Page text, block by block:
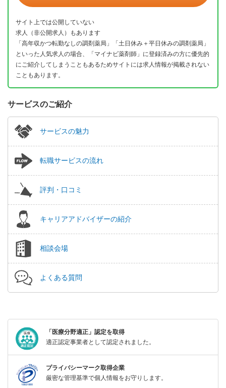
サイト上では公開していない
求人（非公開求人）もあります
「高年収かつ転勤なしの調剤薬局」「土日休み＋平日休みの調剤薬局」
といった人気求人の場合、「マイナビ薬剤師」に登録済みの方に優先的
にご紹介してしまうこともあるためサイトには求人情報が掲載されない
こともあります。
サービスのご紹介
サービスの魅力
転職サービスの流れ
評判・口コミ
キャリアアドバイザーの紹介
相談会場
よくある質問
「医療分野適正」認定を取得
適正認定事業者として認定されました。
プライバシーマーク取得企業
厳密な管理基準で個人情報をお守りします。